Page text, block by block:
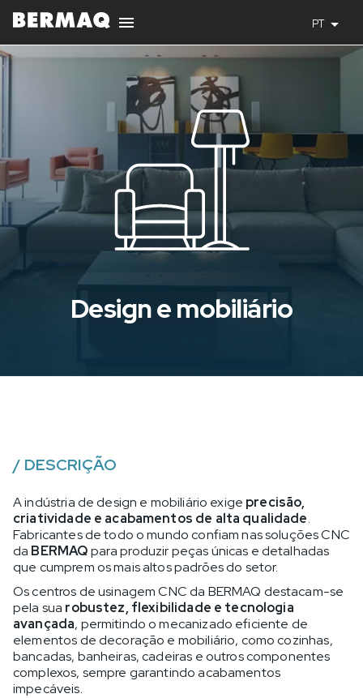
PT
Design e mobiliário
/ DESCRIÇÃO
A indústria de design e mobiliário exige precisão,
criatividade e acabamentos de alta qualidade.
Fabricantes de todo o mundo confiam nas soluções CNC
da BERMAQpara produzir peças únicas e detalhadas
que cumprem os mais altos padrões do setor.
Os centros de usinagem CNC da BERMAQ destacam-se
pela sua robustez, flexibilidade e tecnologia
avançada, permitindo o mecanizado eficiente de
elementos de decoração e mobiliário, como cozinhas,
bancadas, banheiras, cadeiras e outros componentes
complexos, sempre garantindo acabamentos
impecáveis.